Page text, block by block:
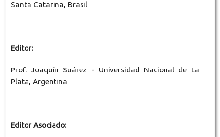
Santa Catarina, Brasil
Editor:
Prof. Joaquín Suárez - Universidad Nacional de La
Plata, Argentina
Editor Asociado: